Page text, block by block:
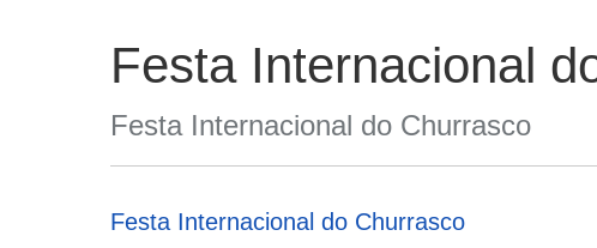
Festa Internacional
Festa Internacional do Churrasco
Festa Internacional do Churrasco